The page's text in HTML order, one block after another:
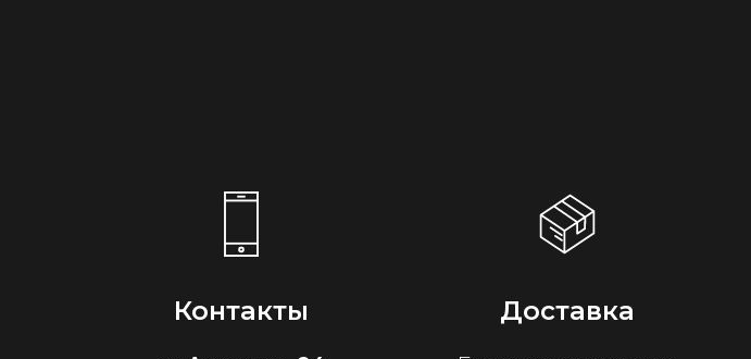
Контакты Доставка